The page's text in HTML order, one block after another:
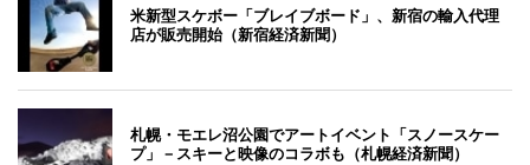
米新型スケボー「ブレイブボード」、新宿の輸入代理
店が販売開始（新宿経済新聞）
札幌・モエレ沼公園でアートイベント「スノースケー
プ」－スキーと映像のコラボも（札幌経済新聞）